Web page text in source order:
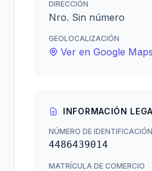
DIRECCIÓN
Nro. Sin número
GEOLOCALIZACIÓN
Ver en Google Maps
INFORMACIÓN
NÚMERO DE
4486439014
MATRÍCULA DE COMERCIO